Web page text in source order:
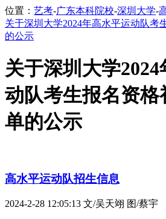
位置： 艺考-广东本科院校-深圳大学-
关于深圳大学2024年高水平运动队考
的公示
关于深圳大学
动队考生报名资格
单的公示
高水平运动队招生信息
2024-2-28 12:05:13 文/吴天翊 图/蔡宇